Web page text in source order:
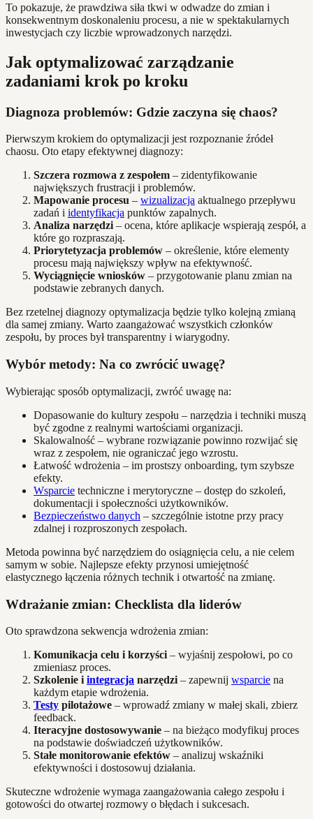
To pokazuje, że prawdziwa siła tkwi w odwadze do zmian i
konsekwentnym doskonaleniu procesu, a nie w spektakularnych
inwestycjach czy liczbie wprowadzonych narzędzi.
Jak optymalizować zarządzanie
zadaniami krok po kroku
Diagnoza problemów: Gdzie zaczyna się chaos?
Pierwszym krokiem do optymalizacji jest rozpoznanie źródeł
chaosu. Oto etapy efektywnej diagnozy:
Szczera rozmowa z zespołem – zidentyfikowanie
największych frustracji i problemów.
Mapowanie procesu – wizualizacja aktualnego przepływu
zadań i identyfikacja punktów zapalnych.
Analiza narzędzi– ocena, które aplikacje wspierają zespół, a
które go rozpraszają.
Priorytetyzacja problemów – określenie, które elementy
procesu mają największy wpływ na efektywność.
Wyciągnięcie wniosków – przygotowanie planu zmian na
podstawie zebranych danych.
Bez rzetelnej diagnozy optymalizacja będzie tylko kolejną zmianą
dla samej zmiany. Warto zaangażować wszystkich członków
zespołu, by proces był transparentny i wiarygodny.
Wybór metody: Na co zwrócić uwagę?
Wybierając sposób optymalizacji, zwróć uwagę na:
Dopasowanie do kultury zespołu – narzędzia i techniki muszą
być zgodne z realnymi wartościami organizacji.
Skalowalność – wybrane rozwiązanie powinno rozwijać się
wraz z zespołem, nie ograniczać jego wzrostu.
Łatwość wdrożenia – im prostszy onboarding, tym szybsze
efekty.
Wsparcie techniczne i merytoryczne – dostęp do szkoleń,
dokumentacji i społeczności użytkowników.
Bezpieczeństwo danych – szczególnie istotne przy pracy
zdalnej i rozproszonych zespołach.
Metoda powinna być narzędziem do osiągnięcia celu, a nie celem
samym w sobie. Najlepsze efekty przynosi umiejętność
elastycznego łączenia różnych technik i otwartość na zmianę.
Wdrażanie zmian: Checklista dla liderów
Oto sprawdzona sekwencja wdrożenia zmian:
Komunikacja celu i korzyści – wyjaśnij zespołowi, po co
zmieniasz proces.
Szkolenie i integracja narzędzi – zapewnij wsparcie na
każdym etapie wdrożenia.
Testy pilotażowe – wprowadź zmiany w małej skali, zbierz
feedback.
Iteracyjne dostosowywanie – na bieżąco modyfikuj proces
na podstawie doświadczeń użytkowników.
Stałe monitorowanie efektów – analizuj wskaźniki
efektywności i dostosowuj działania.
Skuteczne wdrożenie wymaga zaangażowania całego zespołu i
gotowości do otwartej rozmowy o błędach i sukcesach.